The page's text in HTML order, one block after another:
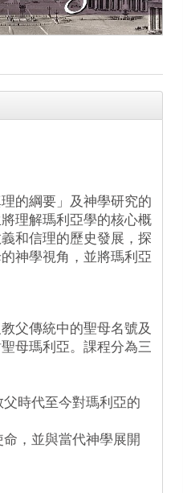
的綱要」及神學研究的
理解瑪利亞學的核心概
和信理的歷史發展，探
神學視角，並將瑪利亞
父傳統中的聖母名號及
母瑪利亞。課程分為三
時代至今對瑪利亞的
，並與當代神學展開